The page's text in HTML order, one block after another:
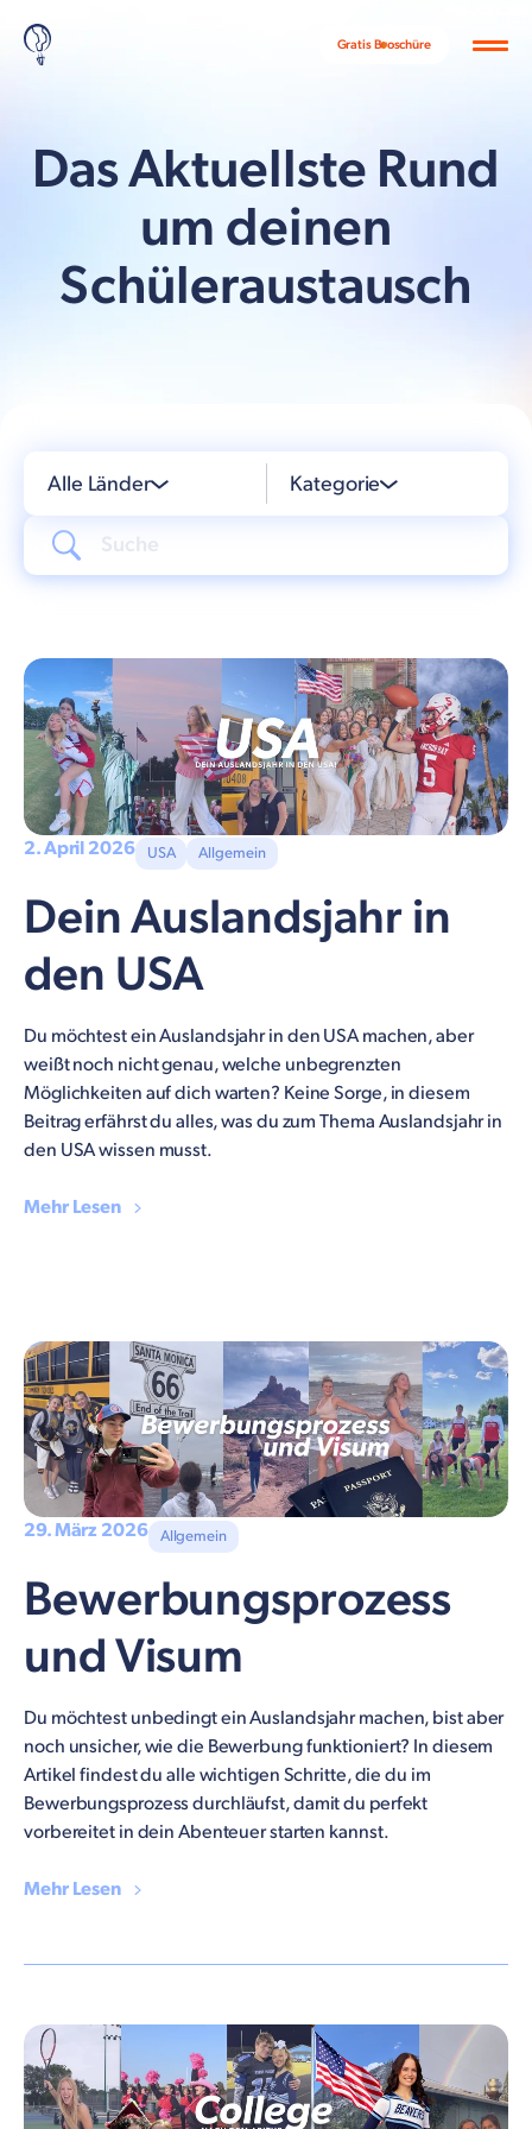
Gratis Broschüre
Das Aktuellste Rund
um deinen
Schüleraustausch
Alle Länder Kategorie
2. April 2026 USA Allgemein
Dein Auslandsjahr in
den USA
Du möchtest ein Auslandsjahr in den USA machen, aber
weißt noch nicht genau, welche unbegrenzten
Möglichkeiten auf dich warten? Keine Sorge, in diesem
Beitrag erfährst du alles, was du zum Thema Auslandsjahr in
den USA wissen musst.
Mehr Lesen
29. März 2026 Allgemein
Bewerbungsprozess
und Visum
Du möchtest unbedingt ein Auslandsjahr machen, bist aber
noch unsicher, wie die Bewerbung funktioniert? In diesem
Artikel findest du alle wichtigen Schritte, die du im
Bewerbungsprozess durchläufst, damit du perfekt
vorbereitet in dein Abenteuer starten kannst.
Mehr Lesen